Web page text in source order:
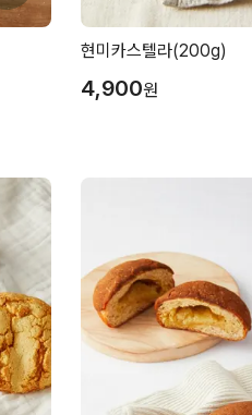
현미카스텔라(200g)
4,900원